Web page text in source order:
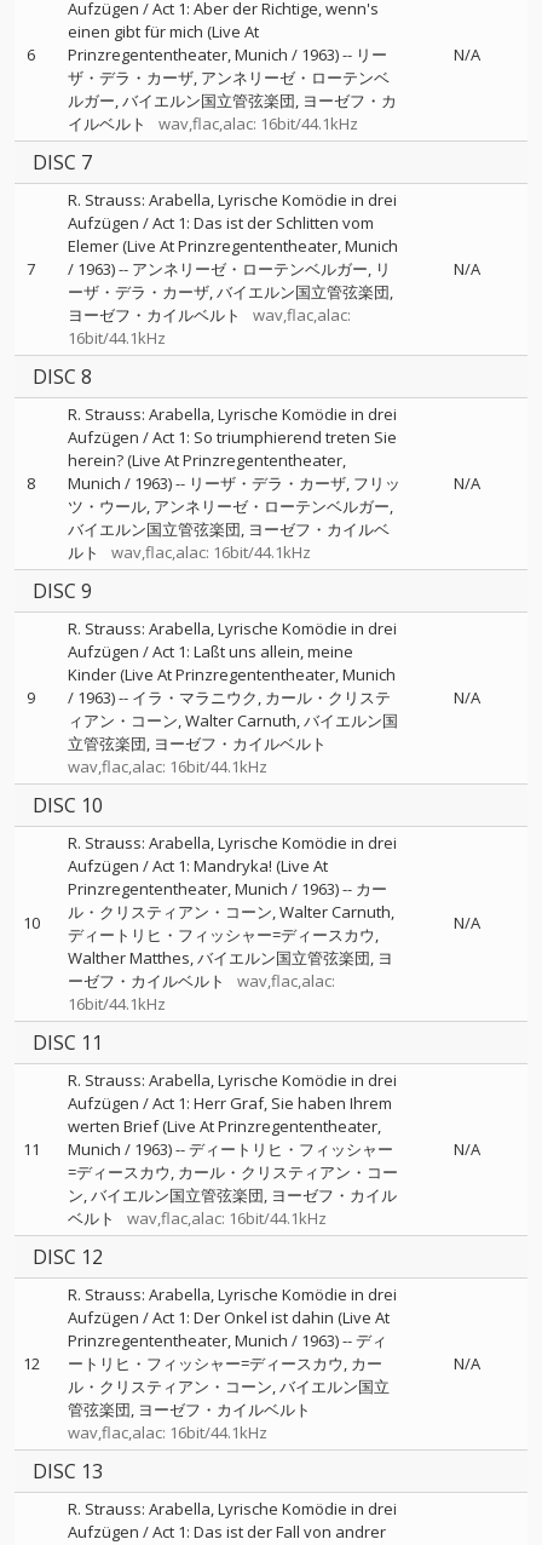
6
Aufzügen / Act 1: Aber der Richtige, wenn's
einen gibt für mich (Live At
Prinzregententheater, Munich / 1963)-- リー
ザ・デラ・カーザ アンネリーゼ・ローテンベ
ルガー バイエルン国立管弦楽団 ヨーゼフ・カ
イルベルト
wav,flac,alac: 16bit/44.1kHz
N/A
DISC 7
7
R. Strauss: Arabella, Lyrische Komödie in drei
Aufzügen / Act 1: Das ist der Schlitten vom
Elemer (Live At Prinzregententheater, Munich
/ 1963)-- アンネリーゼ・ローテンベルガー リ
ーザ・デラ・カーザ バイエルン国立管弦楽団
ヨーゼフ・カイルベルト
wav,flac,alac:
16bit/44.1kHz
N/A
DISC 8
8
R. Strauss: Arabella, Lyrische Komödie in drei
Aufzügen / Act 1: So triumphierend treten Sie
herein? (Live At Prinzregententheater,
Munich / 1963)-- リーザ・デラ・カーザ フリッ
ツ・ウール アンネリーゼ・ローテンベルガー
バイエルン国立管弦楽団 ヨーゼフ・カイルベ
ルト
wav,flac,alac: 16bit/44.1kHz
N/A
DISC 9
9
R. Strauss: Arabella, Lyrische Komödie in drei
Aufzügen / Act 1: Laßt uns allein, meine
Kinder (Live At Prinzregententheater, Munich
/ 1963)-- イラ・マラニウク カール・クリステ
ィアン・コーン Walter Carnuth バイエルン国
立管弦楽団 ヨーゼフ・カイルベルト
wav,flac,alac: 16bit/44.1kHz
N/A
DISC 10
10
R. Strauss: Arabella, Lyrische Komödie in drei
Aufzügen / Act 1: Mandryka! (Live At
Prinzregententheater, Munich / 1963)-- カー
ル・クリスティアン・コーン Walter Carnuth
ディートリヒ・フィッシャー=ディースカウ
Walther Matthes バイエルン国立管弦楽団 ヨ
ーゼフ・カイルベルト
wav,flac,alac:
16bit/44.1kHz
N/A
DISC 11
11
R. Strauss: Arabella, Lyrische Komödie in drei
Aufzügen / Act 1: Herr Graf, Sie haben Ihrem
werten Brief (Live At Prinzregententheater,
Munich / 1963)--ディートリヒ・フィッシャー
=ディースカウ カール・クリスティアン・コー
ン バイエルン国立管弦楽団 ヨーゼフ・カイル
ベルト
wav,flac,alac: 16bit/44.1kHz
N/A
DISC 12
12
R. Strauss: Arabella, Lyrische Komödie in drei
Aufzügen / Act 1: Der Onkel ist dahin (Live At
Prinzregententheater, Munich / 1963)--ディ
ートリヒ・フィッシャー=ディースカウ カー
ル・クリスティアン・コーン バイエルン国立
管弦楽団 ヨーゼフ・カイルベルト
wav,flac,alac: 16bit/44.1kHz
N/A
DISC 13
R. Strauss: Arabella, Lyrische Komödie in drei
Aufzügen / Act 1: Das ist der Fall von andrer